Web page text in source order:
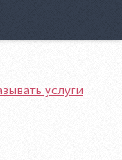
услуги